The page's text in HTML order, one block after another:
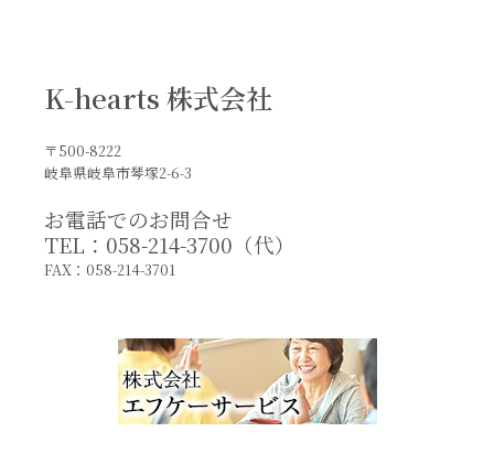
K-hearts 株式会社
〒500-8222
岐阜県岐阜市琴塚2-6-3
お電話でのお問合せ
TEL：058-214-3700（代）
FAX：058-214-3701